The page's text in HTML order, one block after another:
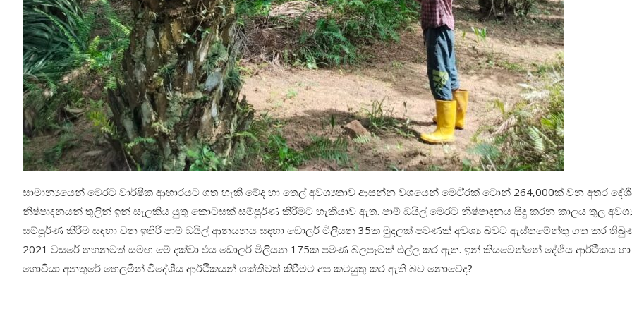
සාමාන්‍යයෙන් මෙරට වාර්ෂික ආහාරයට ගත හැකි මේද හා තෙල් අවශ්‍යතාව ආසන්න වශයෙන් මෙටි්‍රක් ටොන් 264,000ක් වන අතර
නිෂ්පාදනයන් තුලින් ඉන් සැලකිය යුතු කොටසක් සම්පූර්ණ කිරීමට හැකියාව ඇත. පාම් ඔයිල් මෙරට නිෂ්පාදනය සිදු කරන කාලය තුල
සම්පූර්ණ කිරීම සඳහා වන ඉතිරි පාම් ඔයිල් ආනයනය සඳහා ඩොලර් මිලියන 35ක මුදලක් පමණක් අවශ්‍ය බවට ඇස්තමේන්තු ගත කර
2021 වසරේ තහනමත් සමඟ මේ දක්වා එය ඩොලර් මිලියන 175ක පමණ බලපෑමක් එල්ල කර ඇත. ඉන් කියවෙන්නේ දේශීය ආර්ථිකය හා
ගොවියා අනතුරේ හෙලමින් විදේශීය ආර්ථිකයන් ශක්තිමත් කිරීමට අප කටයුතු කර ඇති බව නොවේද?